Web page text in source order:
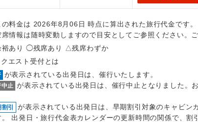
料金は 2026年8月06日 時点に算出された旅行代金です。
情報は随時変動しますので目安としてご参照ください。
あり ◯残席あり △残席わずか
クエスト受付とは
が表示されている出発日は、催行いたします。
止 が表示されている出発日は、催行中止となりました。
引
が表示されている出発日は、早期割引対象のキャビン
。 出発日・旅行代金表カレンダーの更新時間の関係で、
トラベルイヤホン
がで
2名様催行
1名様1室同代金 1